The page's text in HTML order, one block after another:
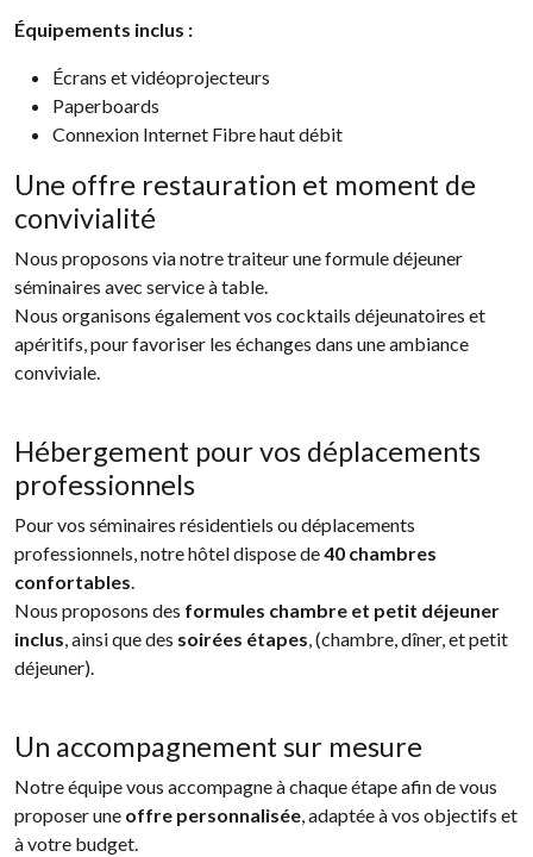
Équipements inclus :
Écrans et vidéoprojecteurs
Paperboards
Connexion Internet Fibre haut débit
Une offre restauration et moment de
convivialité
Nous proposons via notre traiteur une formule déjeuner
séminaires avec service à table.
Nous organisons également vos cocktails déjeunatoires et
apéritifs, pour favoriser les échanges dans une ambiance
conviviale.
Hébergement pour vos déplacements
professionnels
Pour vos séminaires résidentiels ou déplacements
professionnels, notre hôtel dispose de40 chambres
confortables.
Nous proposons des formules chambre et petit déjeuner
inclus, ainsi que des soirées étapes, (chambre, dîner, et petit
déjeuner).
Un accompagnement sur mesure
Notre équipe vous accompagne à chaque étape afin de vous
proposer une offre personnalisée, adaptée à vos objectifs et
à votre budget.